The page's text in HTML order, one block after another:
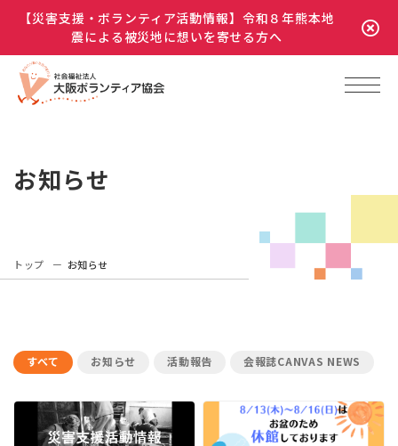
【災害支援・ボランティア活動情報】令和８年熊本地
震による被災地に想いを寄せる方へ
お知らせ
トップ お知らせ
すべて お知らせ 活動報告 会報誌CANVAS NEWS